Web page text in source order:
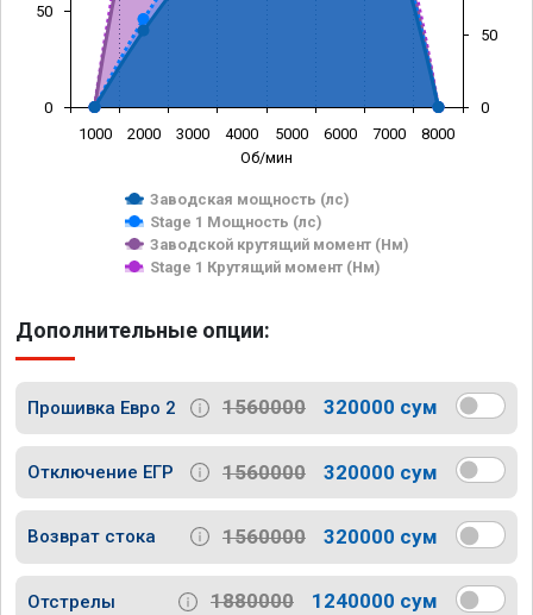
Об/мин
Заводская мощность (лс)
Stage 1 Мощность (лс)
Заводской крутящий момент (Нм)
Stage 1 Крутящий момент (Нм)
1000 2000 3000 4000 5000 6000 7000 8000
0
50
0
50
Дополнительные опции:
Прошивка Евро 2 1560000 320000 сум
Отключение ЕГР 1560000 320000 сум
Возврат стока 1560000 320000 сум
Отстрелы 1880000 1240000 сум